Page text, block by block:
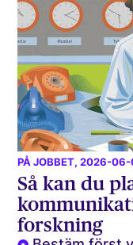
PÅ JOBBET, 2026-06-
Så kan du
forskning